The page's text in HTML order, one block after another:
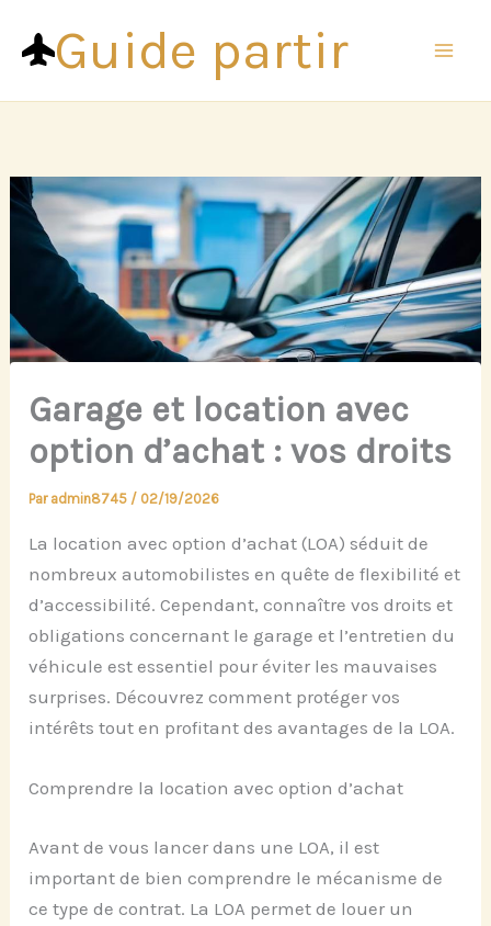
contenuGuide partir
Garage et location avec
option d’achat : vos droits
Par admin8745 / 02/19/2026
La location avec option d’achat (LOA) séduit de
nombreux automobilistes en quête de flexibilité et
d’accessibilité. Cependant, connaître vos droits et
obligations concernant le garage et l’entretien du
véhicule est essentiel pour éviter les mauvaises
surprises. Découvrez comment protéger vos
intérêts tout en profitant des avantages de la LOA.
Comprendre la location avec option d’achat
Avant de vous lancer dans une LOA, il est
important de bien comprendre le mécanisme de
ce type de contrat. La LOA permet de louer un